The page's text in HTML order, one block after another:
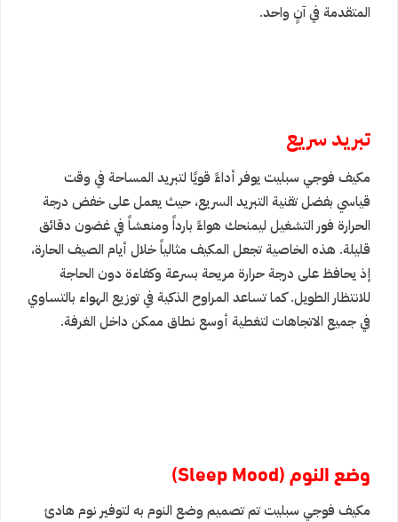
المتقدمة في آنٍ واحد.
تبريد سريع
مكيف فوجي سبليت يوفر أداءً قويًا لتبريد المساحة في وقت
قياسي بفضل تقنية التبريد السريع، حيث يعمل على خفض درجة
الحرارة فور التشغيل ليمنحك هواءً بارداً ومنعشاً في غضون دقائق
قليلة. هذه الخاصية تجعل المكيف مثالياً خلال أيام الصيف الحارة،
إذ يحافظ على درجة حرارة مريحة بسرعة وكفاءة دون الحاجة
للانتظار الطويل. كما تساعد المراوح الذكية في توزيع الهواء بالتساوي
في جميع الاتجاهات لتغطية أوسع نطاق ممكن داخل الغرفة.
وضع النوم (Sleep Mood)
مكيف فوجي سبليت تم تصميم وضع النوم به لتوفير نوم هادئ